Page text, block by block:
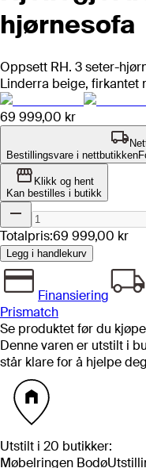
hjørnesofa
Oppsett RH. 3 seter-
Linderra beige, firkantet
69 999,00 kr
Bestillingsvare i nettbutikken
Klikk og hent
Kan bestilles i butikk
Totalpris:69 999,00 kr
Legg i handlekurv
Finansiering
Prismatch
Se produktet før du
Denne varen er utstilt i
står klare for å hjelpe
Utstilt i 20 butikker:
Møbelringen Bodø